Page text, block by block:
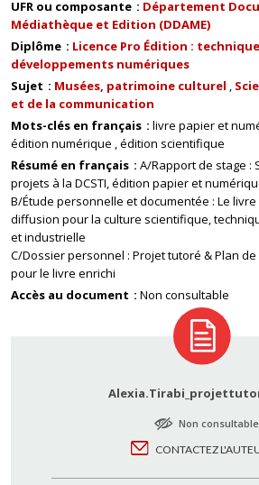
UFR ou composante
Département
Médiathèque et Edition (DDAME)
Diplôme
Licence Pro Édition :
développements numériques
Sujet
Musées, patrimoine culturel
et de la communication
Mots-clés en français
livre papier et
édition numérique édition scientifique
Résumé en français
A/Rapport de stage :
projets à la DCSTI, édition papier et
B/Étude personnelle et documentée : Le
diffusion pour la culture scientifique,
et industrielle
C/Dossier personnel : Projet tutoré & Plan
pour le livre enrichi
Accès au document
Non consultable
Non consultable
CONTACTEZ